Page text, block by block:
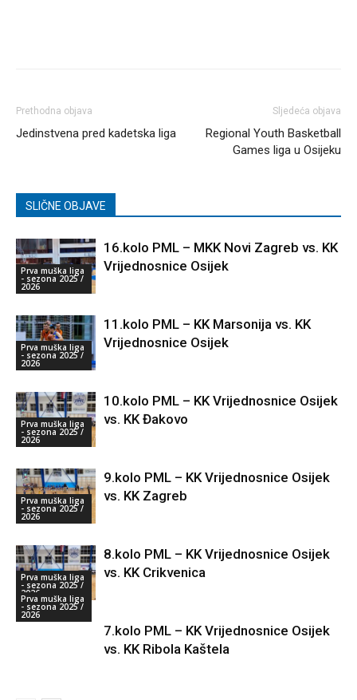
Prethodna objava
Jedinstvena pred kadetska liga
Sljedeća objava
Regional Youth Basketball
Games liga u Osijeku
SLIČNE OBJAVE
Prva muška liga
- sezona 2025 /
2026
16.kolo PML – MKK Novi Zagreb vs. KK
Vrijednosnice Osijek
Prva muška liga
- sezona 2025 /
2026
11.kolo PML – KK Marsonija vs. KK
Vrijednosnice Osijek
Prva muška liga
- sezona 2025 /
2026
10.kolo PML – KK Vrijednosnice Osijek
vs. KK Đakovo
Prva muška liga
- sezona 2025 /
2026
9.kolo PML – KK Vrijednosnice Osijek
vs. KK Zagreb
Prva muška liga
- sezona 2025 /
2026
8.kolo PML – KK Vrijednosnice Osijek
vs. KK Crikvenica
Prva muška liga
- sezona 2025 /
2026
7.kolo PML – KK Vrijednosnice Osijek
vs. KK Ribola Kaštela